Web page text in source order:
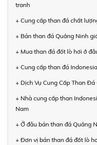
tranh
+ Cung cấp than đá chất
+ Bán than đá Quảng Ninh
+ Mua than đá đốt lò hơi ở
+ Cung cấp than đá
+ Dịch Vụ Cung Cấp Than
+ Nhà cung cấp than
Nam
+ Ở đâu bán than đá Quảng
+ Đơn vị bán than đá đốt lò